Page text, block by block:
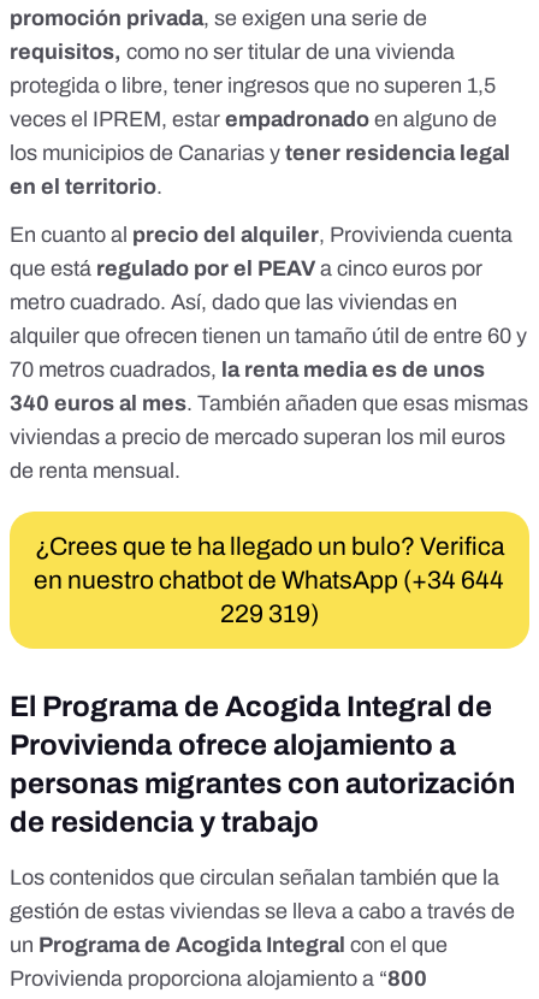
promoción privada, se exigen una serie de
requisitos, como no ser titular de una vivienda
protegida o libre, tener ingresos que no superen 1,5
veces el IPREM, estar empadronado en alguno de
los municipios de Canarias y tener residencia legal
en el territorio.
En cuanto al precio del alquiler, Provivienda cuenta
que está regulado por el PEAV a cinco euros por
metro cuadrado. Así, dado que las viviendas en
alquiler que ofrecen tienen un tamaño útil de entre 60 y
70 metros cuadrados, la renta media es de unos
340 euros al mes. También añaden que esas mismas
viviendas a precio de mercado superan los mil euros
de renta mensual.
¿Crees que te ha llegado un bulo? Verifica
en nuestro chatbot de WhatsApp (+34 644
229 319)
El Programa de Acogida Integral de
Provivienda ofrece alojamiento a
personas migrantes con autorización
de residencia y trabajo
Los contenidos que circulan señalan también que la
gestión de estas viviendas se lleva a cabo a través de
un Programa de Acogida Integral con el que
Provivienda proporciona alojamiento a “800